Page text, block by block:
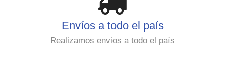
Envíos a todo el país
Realizamos envios a todo el país